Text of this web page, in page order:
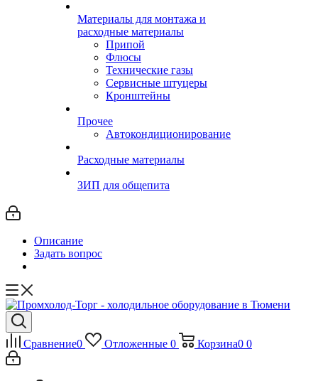
Материалы для монтажа и
расходные материалы
Припой
Флюсы
Технические газы
Сервисные штуцеры
Кронштейны
Прочее
Автокондиционирование
Расходные материалы
ЗИП для общепита
Описание
Задать вопрос
Сравнение0 Отложенные 0 Корзина0 0